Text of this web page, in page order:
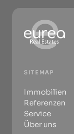
SITEMAP
Immobilien
Referenzen
Service
Über uns